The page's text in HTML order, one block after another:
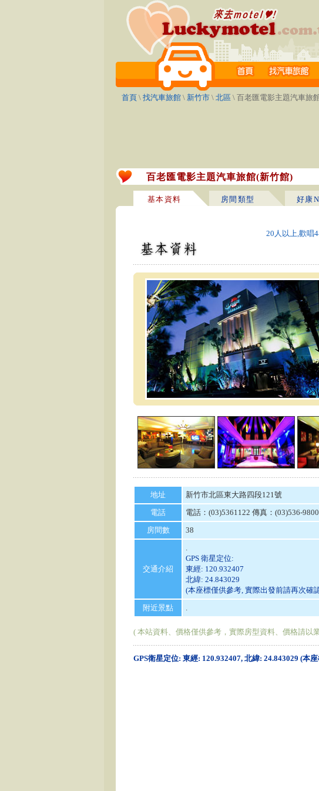
首頁 \ 找汽車旅館 \ 新竹市 \ 北區 \ 百老匯電影主題汽車旅
百老匯電影主題汽車旅館(新竹館)
基本資料 房間類型 好康
20人以上,歡唱
地址
新竹市北區東大路四段121號
電話
電話：(03)5361122 傳真：(03)536-9800
房間數
38
交通介紹
.
GPS 衛星定位:
東經: 120.932407
北緯: 24.843029
(本座標僅供參考, 實際出發前請再次確
附近景點
.
( 本站資料、價格僅供參考，實際房型資料、價格請以
GPS衛星定位: 東經: 120.932407, 北緯: 24.843029 (本